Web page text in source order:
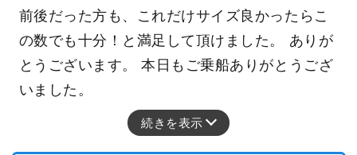
前後だった方も、これだけサイズ良かったらこ
の数でも十分！と満足して頂けました。 ありが
とうございます。 本日もご乗船ありがとうござ
いました。
続きを表示